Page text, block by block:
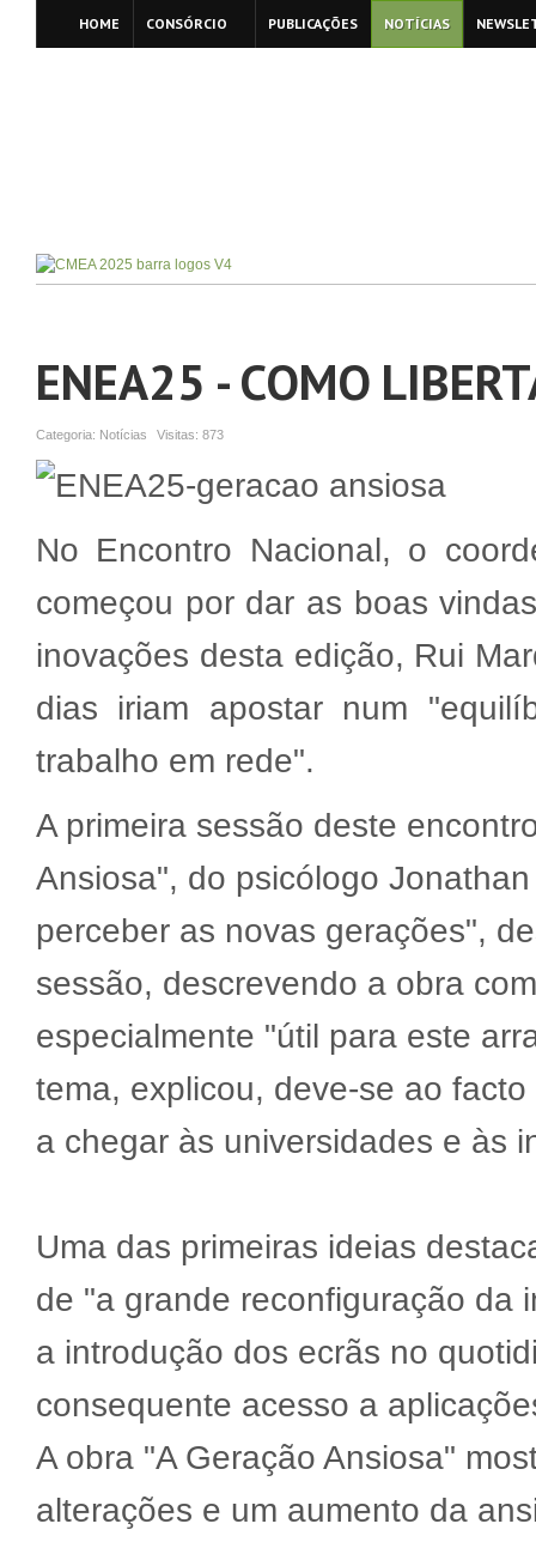
HOME CONSÓRCIO PUBLICAÇÕES NOTÍCIAS
ENEA25 - COMO
Categoria: Notícias Visitas: 873
No Encontro Nacional, o
começou por dar as boas
inovações desta edição, Rui
dias iriam apostar num
trabalho em rede".
A primeira sessão deste
Ansiosa", do psicólogo
perceber as novas gerações",
sessão, descrevendo a obra
especialmente "útil para este
tema, explicou, deve-se ao
a chegar às universidades e às
Uma das primeiras ideias
de "a grande reconfiguração da
a introdução dos ecrãs no
consequente acesso a
A obra "A Geração Ansiosa"
alterações e um aumento da